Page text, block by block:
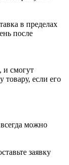
в пределах
после
и смогут
товару, если его
можно
заявку